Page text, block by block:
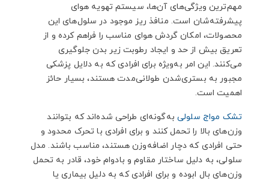
مهم‌ترین ویژگی‌های آن‌ها، سیستم تهویه هوای
پیشرفته‌شان است. منافذ ریز موجود در سلول‌های این
محصولات، امکان گردش هوای مناسب را فراهم کرده و از
تعریق بیش از حد و ایجاد رطوبت زیر بدن جلوگیری
می‌کنند. این امر به‌ویژه برای افرادی که به دلایل پزشکی
مجبور به بستری‌شدن طولانی‌مدت هستند، بسیار حائز
اهمیت است.
تشک‌ مواج سلولیبه‌گونه‌ای طراحی شده‌اند که بتوانند
وزن‌های بالا را تحمل کنند و برای افرادی با تحرک محدود و
حتی افرادی که دچار اضافه‌وزن هستند، مناسب باشند. مدل
سلولی، به دلیل ساختار مقاوم و بادوام خود، قادر به تحمل
وزن‌های بال ابوده و برای افرادی که به دلیل بیماری یا